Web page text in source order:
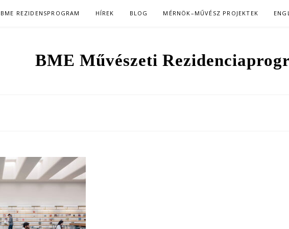
BME REZIDENSPROGRAM HÍREK BLOG MÉRNÖK–MŰVÉSZ PROJEKTEK
BME Művészeti